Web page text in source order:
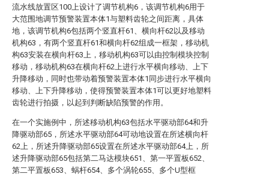
流水线放置区100上设计了调节机构6，该调节机构6用于
大范围地调节预警装置本体1与塑料齿轮之间距离，具体
地，该调节机构6包括两个竖直杆61、横向杆62以及移动
机构63，有两个竖直杆61和横向杆62组成一框架，移动机
构63安装在横向杆63上，移动机构63可以由控制模块控制
移动，移动机构63在横向杆62上进行水平横向移动、上下
升降移动，同时也带动着预警装置本体1同步进行水平横向
移动、上下升降移动，使得预警装置本体1可以更好地塑料
齿轮进行拍摄，以起到判断缺陷预警的作用。
在一个实施例中，所述移动机构63包括水平驱动部64和升
降驱动部65，所述水平驱动部64可动地设置在所述横向杆
62上，所述升降驱动部65设置在所述水平驱动部64上，所
述升降驱动部65包括第二马达模块651、第一平置板652、
第二平置板653、蜗杆654、多个涡轮655、多个U型框